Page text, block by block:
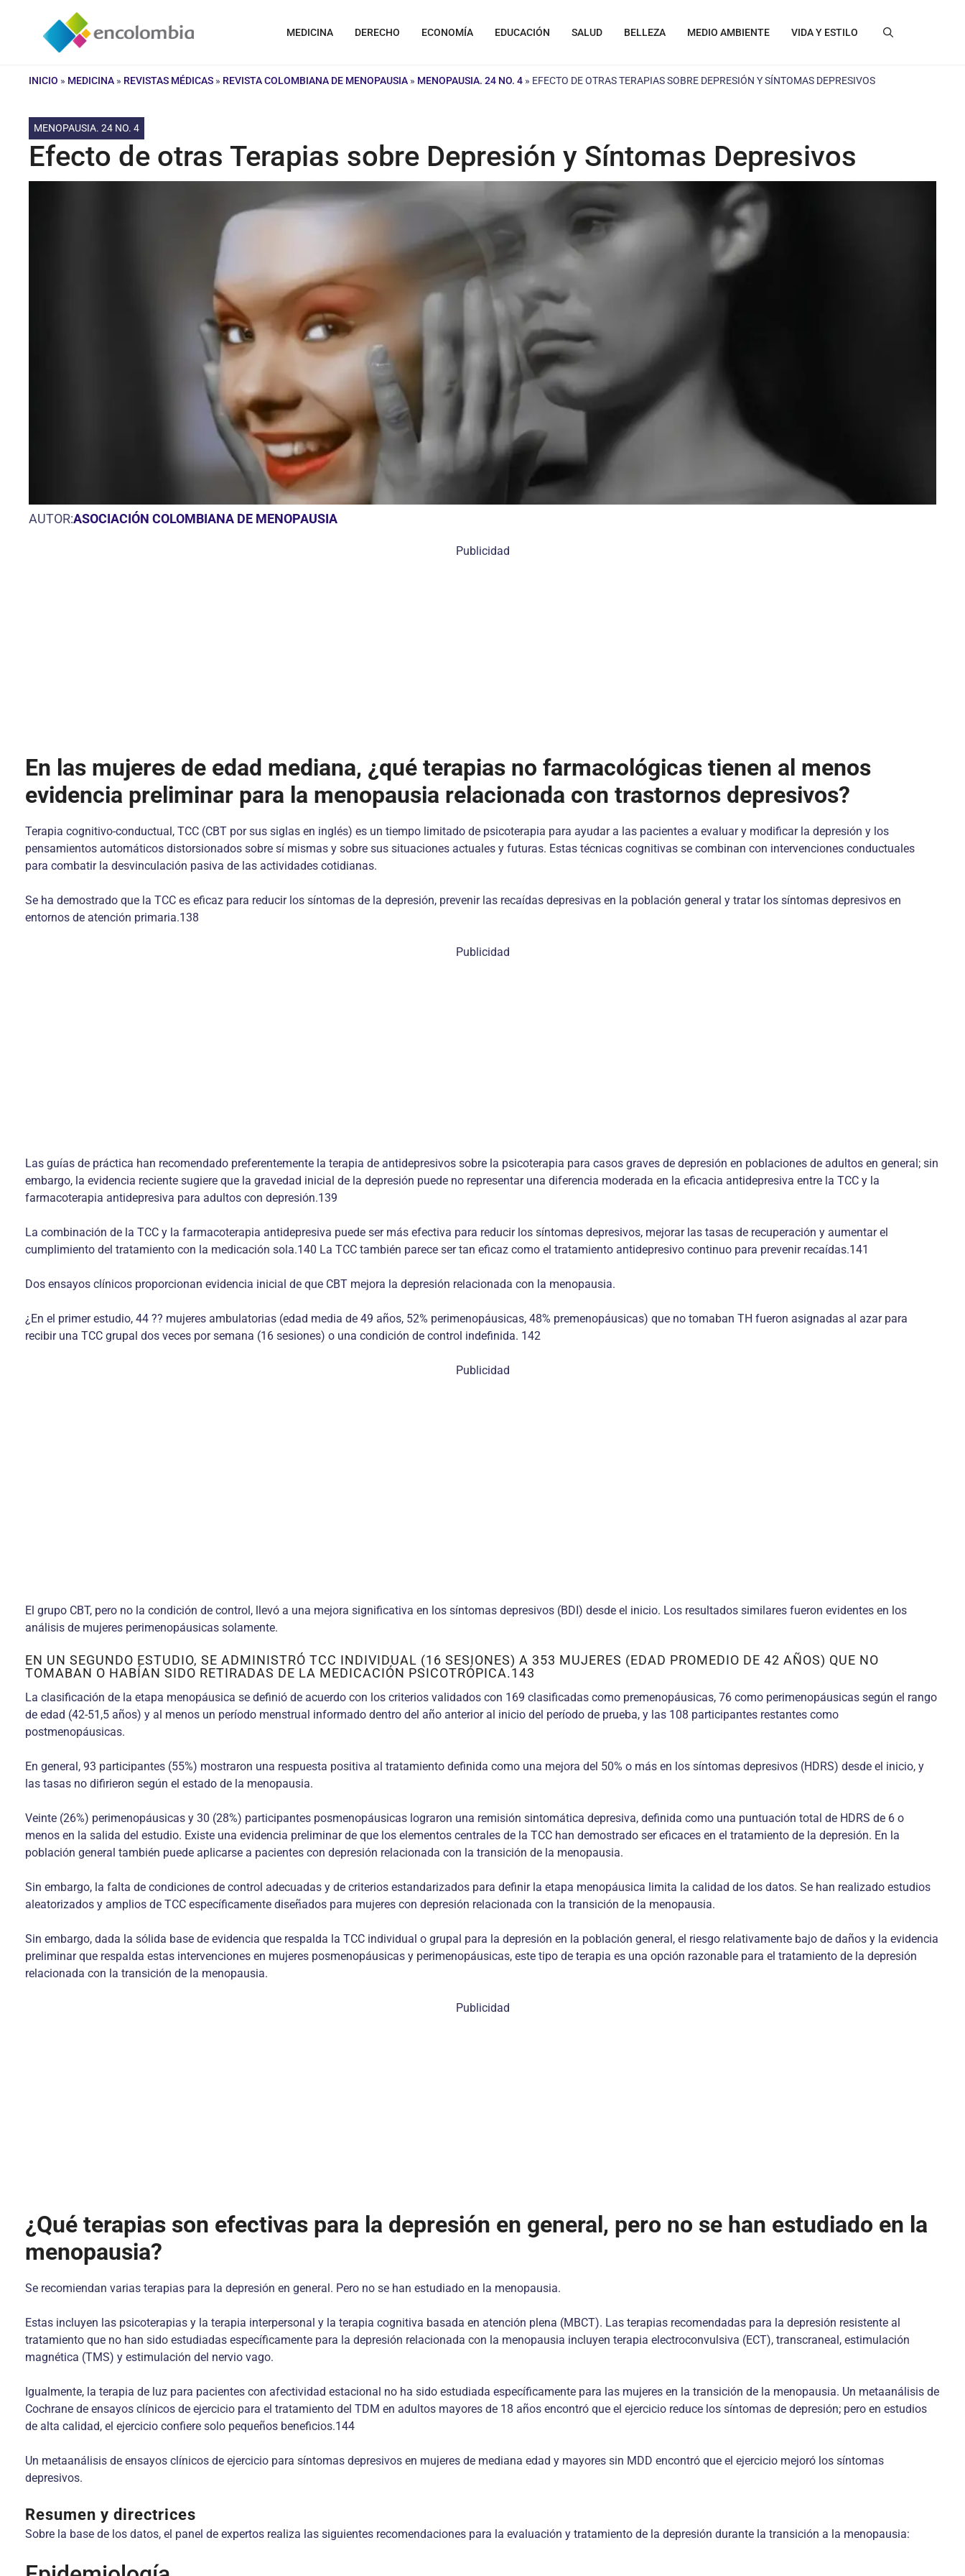
contenido
MEDICINA DERECHO ECONOMÍA EDUCACIÓN SALUD BELLEZA MEDIO AMBIENTE VIDA Y ESTILO
INICIO » MEDICINA » REVISTAS MÉDICAS » REVISTA COLOMBIANA DE MENOPAUSIA » MENOPAUSIA. 24 NO. 4 » EFECTO DE OTRAS TERAPIAS SOBRE DEPRESIÓN Y SÍNTOMAS DEPRESIVOS
MENOPAUSIA. 24 NO. 4
Efecto de otras Terapias sobre Depresión y Síntomas Depresivos
AUTOR:ASOCIACIÓN COLOMBIANA DE MENOPAUSIA
Publicidad
En las mujeres de edad mediana, ¿qué terapias no farmacológicas tienen al menos
evidencia preliminar para la menopausia relacionada con trastornos depresivos?
Terapia cognitivo-conductual, TCC (CBT por sus siglas en inglés) es un tiempo limitado de psicoterapia para ayudar a las pacientes a evaluar y modificar la depresión y los
pensamientos automáticos distorsionados sobre sí mismas y sobre sus situaciones actuales y futuras. Estas técnicas cognitivas se combinan con intervenciones conductuales
para combatir la desvinculación pasiva de las actividades cotidianas.
Se ha demostrado que la TCC es eficaz para reducir los síntomas de la depresión, prevenir las recaídas depresivas en la población general y tratar los síntomas depresivos en
entornos de atención primaria.138
Publicidad
Las guías de práctica han recomendado preferentemente la terapia de antidepresivos sobre la psicoterapia para casos graves de depresión en poblaciones de adultos en general; sin
embargo, la evidencia reciente sugiere que la gravedad inicial de la depresión puede no representar una diferencia moderada en la eficacia antidepresiva entre la TCC y la
farmacoterapia antidepresiva para adultos con depresión.139
La combinación de la TCC y la farmacoterapia antidepresiva puede ser más efectiva para reducir los síntomas depresivos, mejorar las tasas de recuperación y aumentar el
cumplimiento del tratamiento con la medicación sola.140 La TCC también parece ser tan eficaz como el tratamiento antidepresivo continuo para prevenir recaídas.141
Dos ensayos clínicos proporcionan evidencia inicial de que CBT mejora la depresión relacionada con la menopausia.
¿En el primer estudio, 44 ?? mujeres ambulatorias (edad media de 49 años, 52% perimenopáusicas, 48% premenopáusicas) que no tomaban TH fueron asignadas al azar para
recibir una TCC grupal dos veces por semana (16 sesiones) o una condición de control indefinida. 142
Publicidad
El grupo CBT, pero no la condición de control, llevó a una mejora significativa en los síntomas depresivos (BDI) desde el inicio. Los resultados similares fueron evidentes en los
análisis de mujeres perimenopáusicas solamente.
EN UN SEGUNDO ESTUDIO, SE ADMINISTRÓ TCC INDIVIDUAL (16 SESIONES) A 353 MUJERES (EDAD PROMEDIO DE 42 AÑOS) QUE NO
TOMABAN O HABÍAN SIDO RETIRADAS DE LA MEDICACIÓN PSICOTRÓPICA.143
La clasificación de la etapa menopáusica se definió de acuerdo con los criterios validados con 169 clasificadas como premenopáusicas, 76 como perimenopáusicas según el rango
de edad (42-51,5 años) y al menos un período menstrual informado dentro del año anterior al inicio del período de prueba, y las 108 participantes restantes como
postmenopáusicas.
En general, 93 participantes (55%) mostraron una respuesta positiva al tratamiento definida como una mejora del 50% o más en los síntomas depresivos (HDRS) desde el inicio, y
las tasas no difirieron según el estado de la menopausia.
Veinte (26%) perimenopáusicas y 30 (28%) participantes posmenopáusicas lograron una remisión sintomática depresiva, definida como una puntuación total de HDRS de 6 o
menos en la salida del estudio. Existe una evidencia preliminar de que los elementos centrales de la TCC han demostrado ser eficaces en el tratamiento de la depresión. En la
población general también puede aplicarse a pacientes con depresión relacionada con la transición de la menopausia.
Sin embargo, la falta de condiciones de control adecuadas y de criterios estandarizados para definir la etapa menopáusica limita la calidad de los datos. Se han realizado estudios
aleatorizados y amplios de TCC específicamente diseñados para mujeres con depresión relacionada con la transición de la menopausia.
Sin embargo, dada la sólida base de evidencia que respalda la TCC individual o grupal para la depresión en la población general, el riesgo relativamente bajo de daños y la evidencia
preliminar que respalda estas intervenciones en mujeres posmenopáusicas y perimenopáusicas, este tipo de terapia es una opción razonable para el tratamiento de la depresión
relacionada con la transición de la menopausia.
Publicidad
¿Qué terapias son efectivas para la depresión en general, pero no se han estudiado en la
menopausia?
Se recomiendan varias terapias para la depresión en general. Pero no se han estudiado en la menopausia.
Estas incluyen las psicoterapias y la terapia interpersonal y la terapia cognitiva basada en atención plena (MBCT). Las terapias recomendadas para la depresión resistente al
tratamiento que no han sido estudiadas específicamente para la depresión relacionada con la menopausia incluyen terapia electroconvulsiva (ECT), transcraneal, estimulación
magnética (TMS) y estimulación del nervio vago.
Igualmente, la terapia de luz para pacientes con afectividad estacional no ha sido estudiada específicamente para las mujeres en la transición de la menopausia. Un metaanálisis de
Cochrane de ensayos clínicos de ejercicio para el tratamiento del TDM en adultos mayores de 18 años encontró que el ejercicio reduce los síntomas de depresión; pero en estudios
de alta calidad, el ejercicio confiere solo pequeños beneficios.144
Un metaanálisis de ensayos clínicos de ejercicio para síntomas depresivos en mujeres de mediana edad y mayores sin MDD encontró que el ejercicio mejoró los síntomas
depresivos.
Resumen y directrices
Sobre la base de los datos, el panel de expertos realiza las siguientes recomendaciones para la evaluación y tratamiento de la depresión durante la transición a la menopausia: